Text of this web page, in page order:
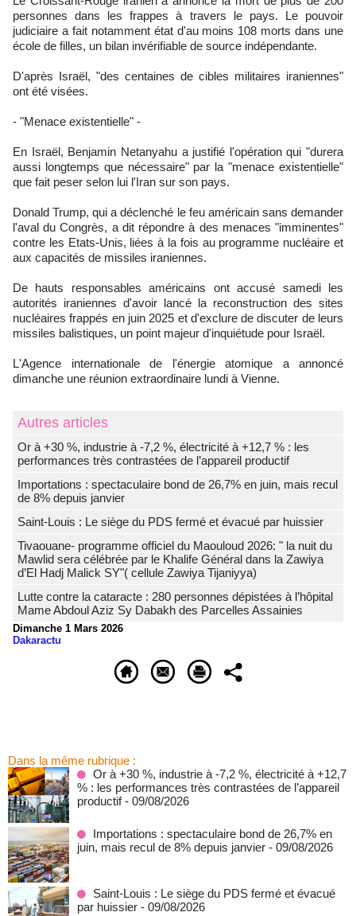
personnes dans les frappes à travers le pays. Le pouvoir
judiciaire a fait notamment état d'au moins 108 morts dans une
école de filles, un bilan invérifiable de source indépendante.
D'après Israël, "des centaines de cibles militaires iraniennes"
ont été visées.
- "Menace existentielle" -
En Israël, Benjamin Netanyahu a justifié l'opération qui "durera
aussi longtemps que nécessaire" par la "menace existentielle"
que fait peser selon lui l'Iran sur son pays.
Donald Trump, qui a déclenché le feu américain sans demander
l'aval du Congrès, a dit répondre à des menaces "imminentes"
contre les Etats-Unis, liées à la fois au programme nucléaire et
aux capacités de missiles iraniennes.
De hauts responsables américains ont accusé samedi les
autorités iraniennes d'avoir lancé la reconstruction des sites
nucléaires frappés en juin 2025 et d'exclure de discuter de leurs
missiles balistiques, un point majeur d'inquiétude pour Israël.
L'Agence internationale de l'énergie atomique a annoncé
dimanche une réunion extraordinaire lundi à Vienne.
Autres articles
Or à +30 %, industrie à -7,2 %, électricité à +12,7 % : les
performances très contrastées de l’appareil productif
Importations : spectaculaire bond de 26,7% en juin, mais recul
de 8% depuis janvier
Saint-Louis : Le siège du PDS fermé et évacué par huissier
Tivaouane- programme officiel du Maouloud 2026: " la nuit du
Mawlid sera célébrée par le Khalife Général dans la Zawiya
d’El Hadj Malick SY"( cellule Zawiya Tijaniyya)
Lutte contre la cataracte : 280 personnes dépistées à l’hôpital
Mame Abdoul Aziz Sy Dabakh des Parcelles Assainies
Dimanche 1 Mars 2026
Dakaractu
Dans la même rubrique :
Or à +30 %, industrie à -7,2 %, électricité à +12,7
% : les performances très contrastées de l’appareil
productif - 09/08/2026
Importations : spectaculaire bond de 26,7% en
juin, mais recul de 8% depuis janvier - 09/08/2026
Saint-Louis : Le siège du PDS fermé et évacué
par huissier - 09/08/2026